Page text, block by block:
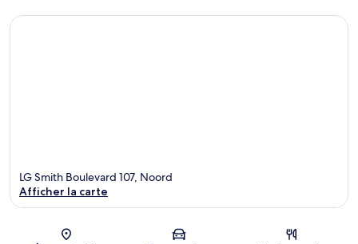
Carte
LG Smith Boulevard 107, Noord
Afficher la carte